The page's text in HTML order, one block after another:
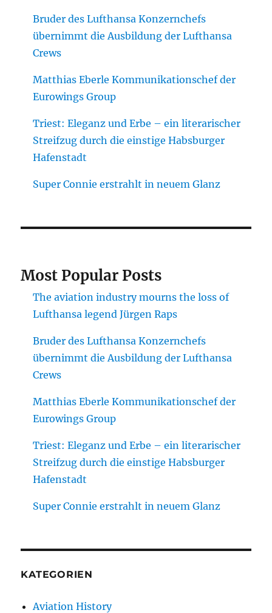
Bruder des Lufthansa Konzernchefs
übernimmt die Ausbildung der Lufthansa
Crews
Matthias Eberle Kommunikationschef der
Eurowings Group
Triest: Eleganz und Erbe – ein literarischer
Streifzug durch die einstige Habsburger
Hafenstadt
Super Connie erstrahlt in neuem Glanz
Most Popular Posts
The aviation industry mourns the loss of
Lufthansa legend Jürgen Raps
Bruder des Lufthansa Konzernchefs
übernimmt die Ausbildung der Lufthansa
Crews
Matthias Eberle Kommunikationschef der
Eurowings Group
Triest: Eleganz und Erbe – ein literarischer
Streifzug durch die einstige Habsburger
Hafenstadt
Super Connie erstrahlt in neuem Glanz
KATEGORIEN
Aviation History